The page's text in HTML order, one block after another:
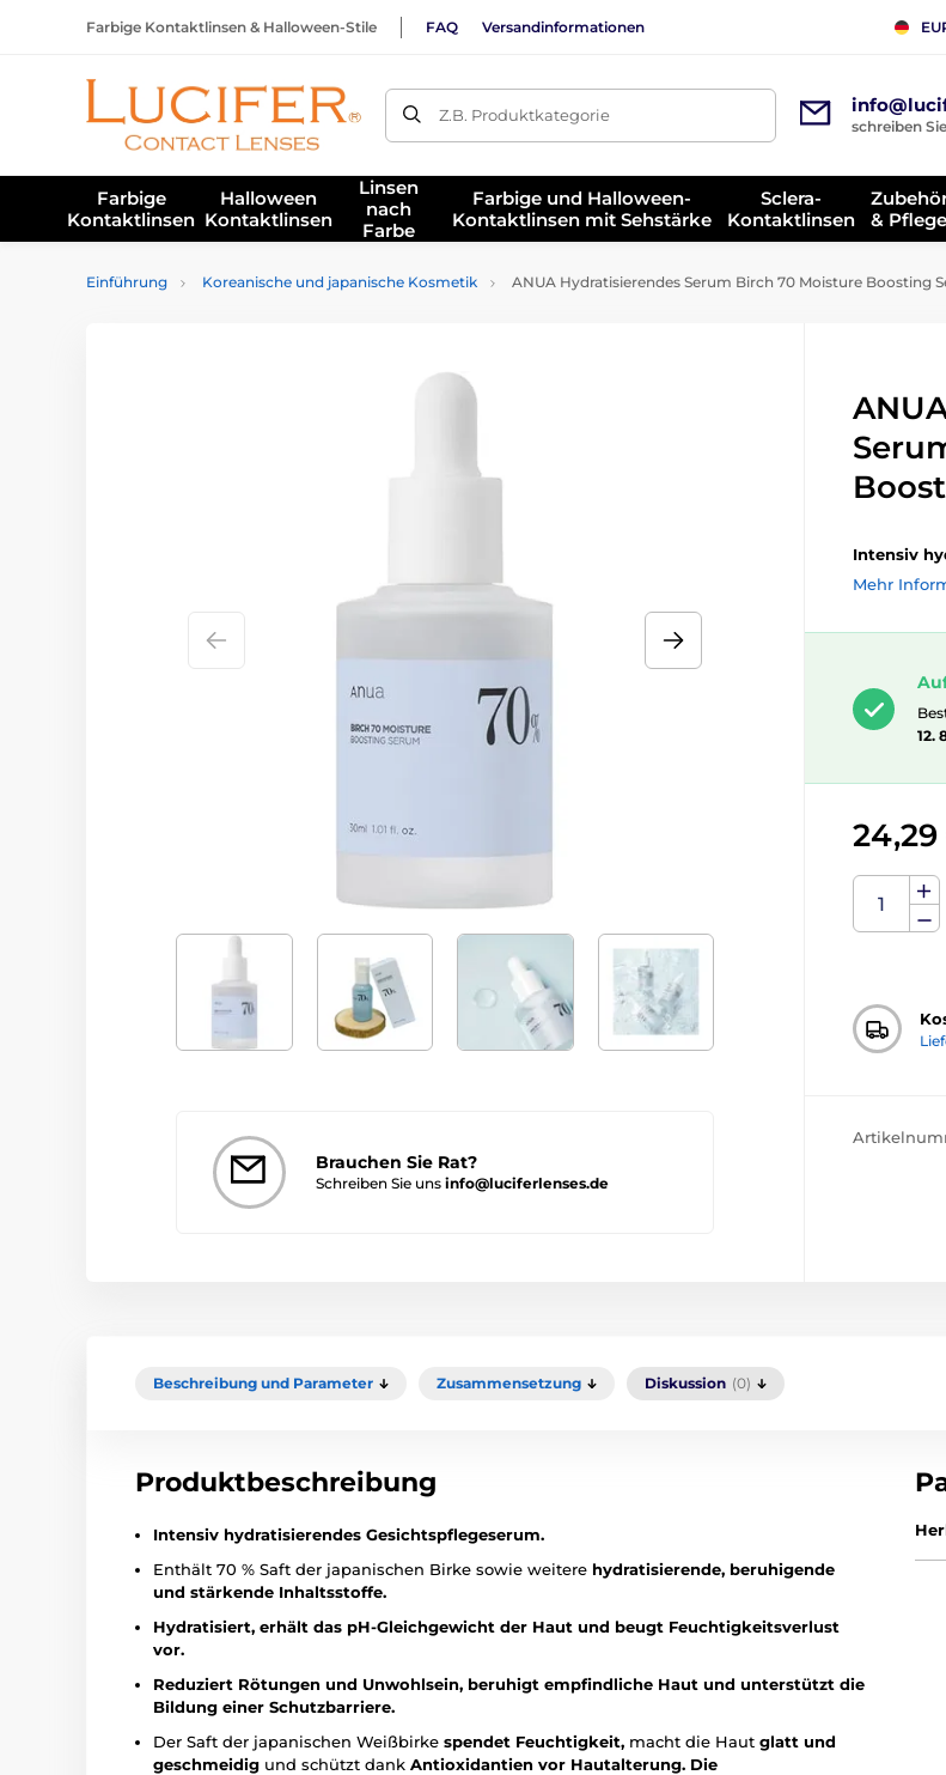
Farbige Kontaktlinsen & Halloween-Stile FAQ Versandinformationen
Z.B. Produktkategorie
schreiben
Farbige
Kontaktlinsen
Halloween
Kontaktlinsen
Linsen
nach
Farbe
Farbige und Halloween-
Kontaktlinsen mit Sehstärke
Sclera-
Kontaktlinsen
& Pflege
Einführung Koreanische und japanische Kosmetik ANUA Hydratisierendes Serum Birch 70 Moisture Boosting
Brauchen Sie Rat?
Schreiben Sie uns info@luciferlenses.de
Intensiv
Mehr
12.
Beschreibung und Parameter Zusammensetzung Diskussion (0)
Produktbeschreibung
Intensiv hydratisierendes Gesichtspflegeserum.
Enthält 70 % Saft der japanischen Birke sowie weitere hydratisierende, beruhigende
und stärkende Inhaltsstoffe.
Hydratisiert, erhält das pH-Gleichgewicht der Haut und beugt Feuchtigkeitsverlust
vor.
Reduziert Rötungen und Unwohlsein, beruhigt empfindliche Haut und unterstützt die
Bildung einer Schutzbarriere.
Der Saft der japanischen Weißbirke spendet Feuchtigkeit, macht die Haut glatt und
geschmeidig und schützt dank Antioxidantien vor Hautalterung. Die